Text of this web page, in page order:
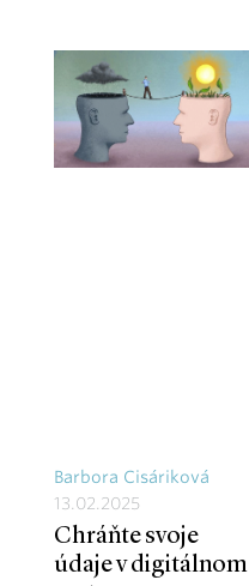
Barbora Cisáriková
13.02.2025
Chráňte svoje
údaje v digitálnom